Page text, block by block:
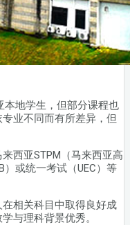
地学生，但部分课程也
业不同而有所差异，但
西亚STPM（马来西亚高
或统一考试（UEC）等
相关科目中取得良好成
与理科背景优秀。